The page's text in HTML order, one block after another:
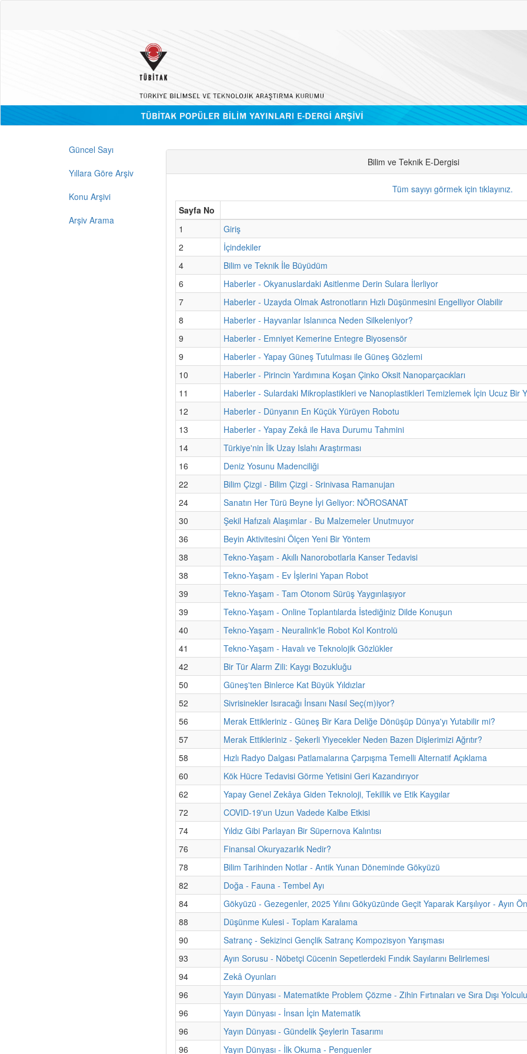
Güncel Sayı
Yıllara Göre Arşiv
Konu Arşivi
Arşiv Arama
Bilim ve Teknik E-Dergisi
Tüm sayıyı görmek için tıklayınız.
Sayfa No
1
Giriş
2
İçindekiler
4
Bilim ve Teknik İle Büyüdüm
6
Haberler - Okyanuslardaki Asitlenme Derin Sulara İlerliyor
7
Haberler - Uzayda Olmak Astronotların Hızlı Düşünmesini Engelliyor Olabilir
8
Haberler - Hayvanlar Islanınca Neden Silkeleniyor?
9
Haberler - Emniyet Kemerine Entegre Biyosensör
9
Haberler - Yapay Güneş Tutulması ile Güneş Gözlemi
10
Haberler - Pirincin Yardımına Koşan Çinko Oksit Nanoparçacıkları
11
Haberler - Sulardaki Mikroplastikleri ve Nanoplastikleri Temizlemek İçin Ucuz Bir
12
Haberler - Dünyanın En Küçük Yürüyen Robotu
13
Haberler - Yapay Zekâ ile Hava Durumu Tahmini
14
Türkiye'nin İlk Uzay Islahı Araştırması
16
Deniz Yosunu Madenciliği
22
Bilim Çizgi - Bilim Çizgi - Srinivasa Ramanujan
24
Sanatın Her Türü Beyne İyi Geliyor: NÖROSANAT
30
Şekil Hafızalı Alaşımlar - Bu Malzemeler Unutmuyor
36
Beyin Aktivitesini Ölçen Yeni Bir Yöntem
38
Tekno-Yaşam - Akıllı Nanorobotlarla Kanser Tedavisi
38
Tekno-Yaşam - Ev İşlerini Yapan Robot
39
Tekno-Yaşam - Tam Otonom Sürüş Yaygınlaşıyor
39
Tekno-Yaşam - Online Toplantılarda İstediğiniz Dilde Konuşun
40
Tekno-Yaşam - Neuralink'le Robot Kol Kontrolü
41
Tekno-Yaşam - Havalı ve Teknolojik Gözlükler
42
Bir Tür Alarm Zili: Kaygı Bozukluğu
50
Güneş'ten Binlerce Kat Büyük Yıldızlar
52
Sivrisinekler Isıracağı İnsanı Nasıl Seç(m)iyor?
56
Merak Ettikleriniz - Güneş Bir Kara Deliğe Dönüşüp Dünya'yı Yutabilir mi?
57
Merak Ettikleriniz - Şekerli Yiyecekler Neden Bazen Dişlerimizi Ağrıtır?
58
Hızlı Radyo Dalgası Patlamalarına Çarpışma Temelli Alternatif Açıklama
60
Kök Hücre Tedavisi Görme Yetisini Geri Kazandırıyor
62
Yapay Genel Zekâya Giden Teknoloji, Tekillik ve Etik Kaygılar
72
COVID-19'un Uzun Vadede Kalbe Etkisi
74
Yıldız Gibi Parlayan Bir Süpernova Kalıntısı
76
Finansal Okuryazarlık Nedir?
78
Bilim Tarihinden Notlar - Antik Yunan Döneminde Gökyüzü
82
Doğa - Fauna - Tembel Ayı
84
Gökyüzü - Gezegenler, 2025 Yılını Gökyüzünde Geçit Yaparak Karşılıyor - Ayın
88
Düşünme Kulesi - Toplam Karalama
90
Satranç - Sekizinci Gençlik Satranç Kompozisyon Yarışması
93
Ayın Sorusu - Nöbetçi Cücenin Sepetlerdeki Fındık Sayılarını Belirlemesi
94
Zekâ Oyunları
96
Yayın Dünyası - Matematikte Problem Çözme - Zihin Fırtınaları ve Sıra Dışı
96
Yayın Dünyası - İnsan İçin Matematik
96
Yayın Dünyası - Gündelik Şeylerin Tasarımı
96
Yayın Dünyası - İlk Okuma - Penguenler